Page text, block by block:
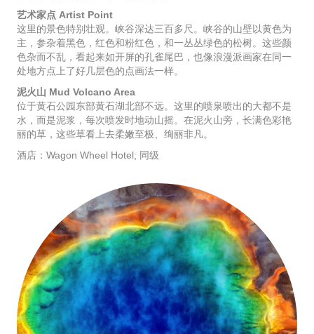
艺术家点 Artist Point
这里的景色特别壮观。峡谷深达三百多尺。峡谷的山壁以黄色为
主，参杂着黑色，红色和粉红色，和一丛丛绿色的松树。这些颜
色杂而不乱，看起来如开屏的孔雀尾巴，也像浪漫派画家在同一
处地方点上了好几层色的点画法一样。
泥火山 Mud Volcano Area
位于黄石公园东部黄石湖北部不远。这里的喷泉喷出的大都不是
水，而是泥浆，每次喷发时地动山摇。在泥火山旁，长满色彩艳
丽的草，这些草看上去柔嫩至极、绚丽非凡。
酒店：Wagon Wheel Hotel; 同级